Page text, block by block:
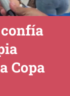
Copa